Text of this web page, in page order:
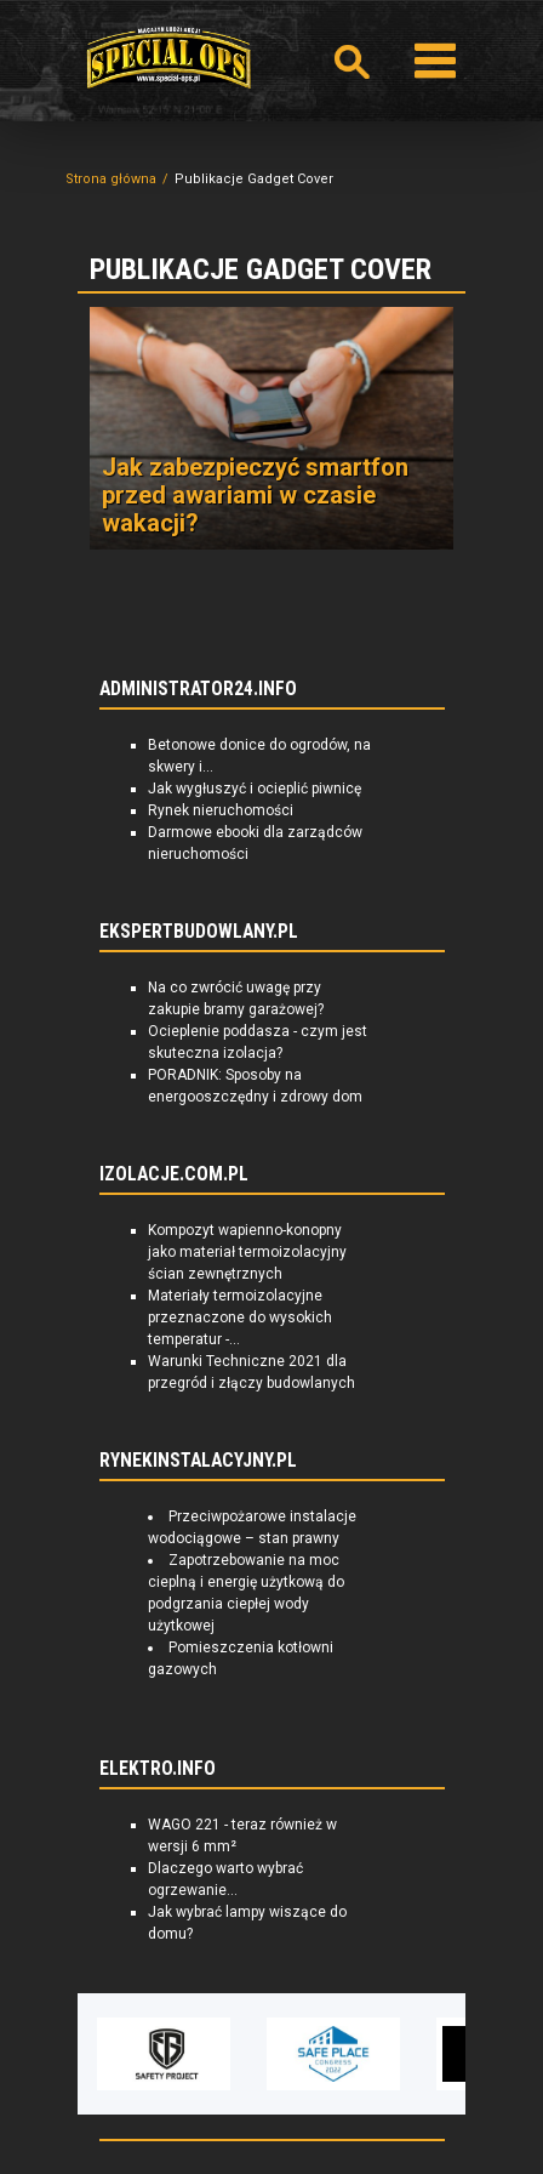
Strona główna Publikacje Gadget Cover
PUBLIKACJE GADGET COVER
Jak zabezpieczyć smartfon
przed awariami w czasie
wakacji?
ADMINISTRATOR24.INFO
Betonowe donice do ogrodów, na
skwery i...
Jak wygłuszyć i ocieplić piwnicę
Rynek nieruchomości
Darmowe ebooki dla zarządców
nieruchomości
EKSPERTBUDOWLANY.PL
Na co zwrócić uwagę przy
zakupie bramy garażowej?
Ocieplenie poddasza - czym jest
skuteczna izolacja?
PORADNIK: Sposoby na
energooszczędny i zdrowy dom
IZOLACJE.COM.PL
Kompozyt wapienno-konopny
jako materiał termoizolacyjny
ścian zewnętrznych
Materiały termoizolacyjne
przeznaczone do wysokich
temperatur -...
Warunki Techniczne 2021 dla
przegród i złączy budowlanych
RYNEKINSTALACYJNY.PL
Przeciwpożarowe instalacje
wodociągowe – stan prawny
Zapotrzebowanie na moc
cieplną i energię użytkową do
podgrzania ciepłej wody
użytkowej
Pomieszczenia kotłowni
gazowych
ELEKTRO.INFO
WAGO 221 - teraz również w
wersji 6 mm²
Dlaczego warto wybrać
ogrzewanie...
Jak wybrać lampy wiszące do
domu?